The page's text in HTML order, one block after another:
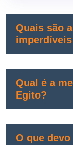
Quais são
Qual é a
Egito?
O que